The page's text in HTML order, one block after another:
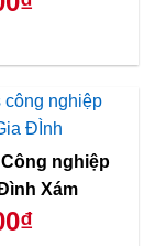
nghiệp
Xám